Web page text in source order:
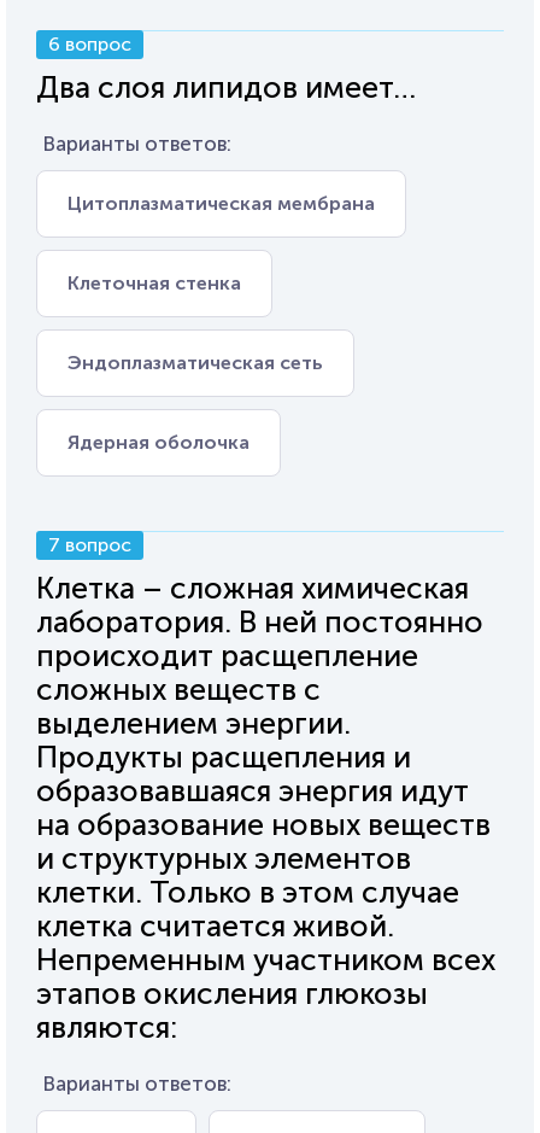
6 вопрос
Два слоя липидов имеет…
Варианты ответов:
Цитоплазматическая мембрана
Клеточная стенка
Эндоплазматическая сеть
Ядерная оболочка
7 вопрос
Клетка – сложная химическая
лаборатория. В ней постоянно
происходит расщепление
сложных веществ с
выделением энергии.
Продукты расщепления и
образовавшаяся энергия идут
на образование новых веществ
и структурных элементов
клетки. Только в этом случае
клетка считается живой.
Непременным участником всех
этапов окисления глюкозы
являются:
Варианты ответов: